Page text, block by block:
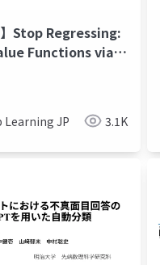
】Stop Regressing:
Functions via
Learning JP 3.1K